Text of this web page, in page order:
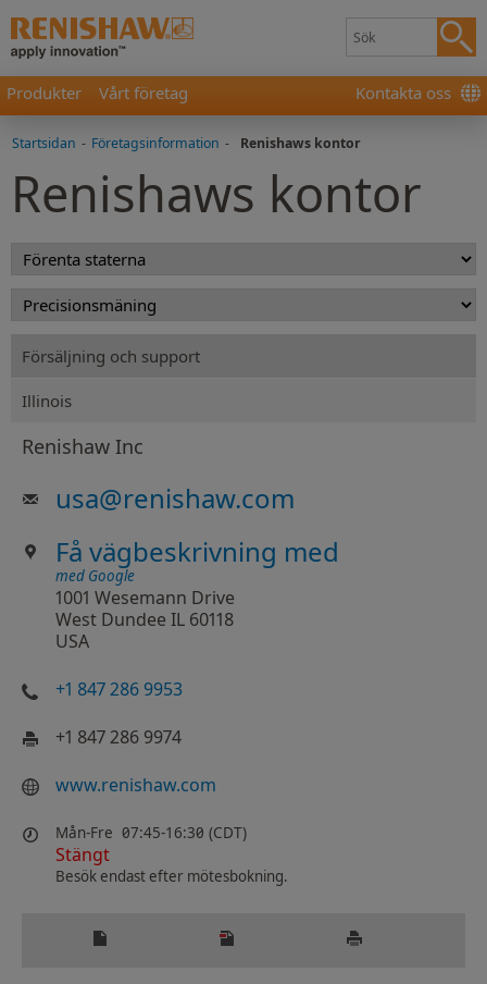
Produkter Vårt företag Kontakta oss
Startsidan - Företagsinformation - Renishaws kontor
Renishaws kontor
Försäljning och support
Illinois
Renishaw Inc
usa@renishaw.com
Få vägbeskrivning med
med Google
1001 Wesemann Drive
West Dundee IL 60118
USA
+1 847 286 9953
+1 847 286 9974
www.renishaw.com
Mån-Fre 07:45-16:30 (CDT)
Stängt
Besök endast efter mötesbokning.